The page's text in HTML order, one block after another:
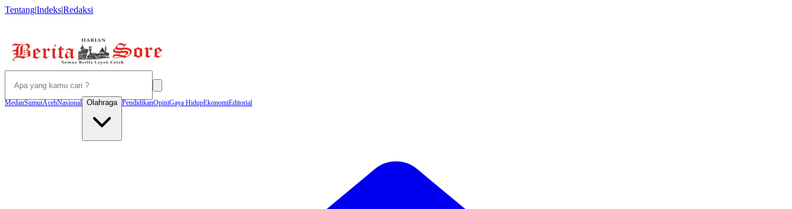
Tentang|Indeks|Redaksi
MedanSumutAcehNasional Olahraga PendidikanOpiniGaya HidupEkonomiEditorial